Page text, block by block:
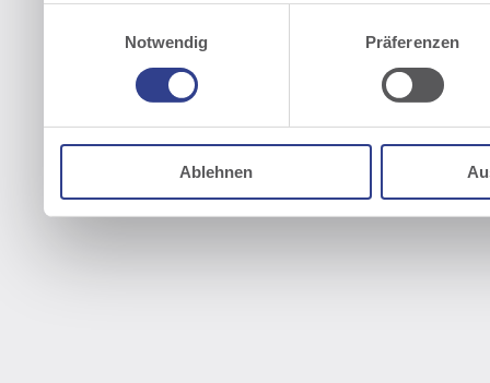
Partner führen diese
weiteren Daten
haben oder die sie im
gesammelt haben.
Notwendig
Präferenzen
Ablehnen